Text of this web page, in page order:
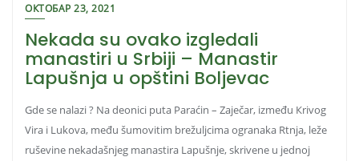
ОКТОБАР 23, 2021
Nekada su ovako izgledali
manastiri u Srbiji – Manastir
Lapušnja u opštini Boljevac
Gde se nalazi ? Na deonici puta Paraćin – Zaječar, između Кrivog
Vira i Lukova, među šumovitim brežuljcima ogranaka Rtnja, leže
ruševine nekadašnjeg manastira Lapušnje, skrivene u jednoj